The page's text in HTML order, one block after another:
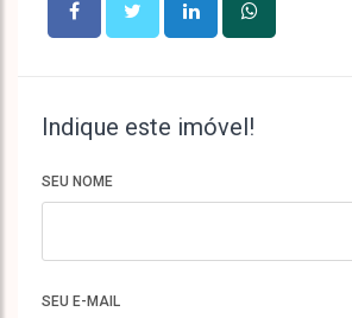
Indique este imóvel!
SEU NOME
SEU E-MAIL